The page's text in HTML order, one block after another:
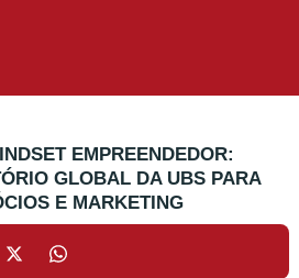
EMPREENDEDOR:
GLOBAL DA UBS PARA
E MARKETING